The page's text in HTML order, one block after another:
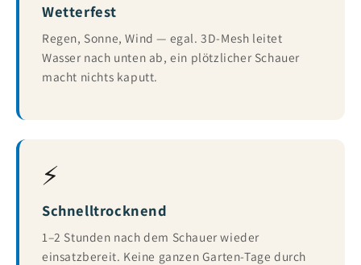
Wetterfest
Regen, Sonne, Wind — egal. 3D-Mesh leitet
Wasser nach unten ab, ein plötzlicher Schauer
macht nichts kaputt.
⚡
Schnelltrocknend
1–2 Stunden nach dem Schauer wieder
einsatzbereit. Keine ganzen Garten-Tage durch